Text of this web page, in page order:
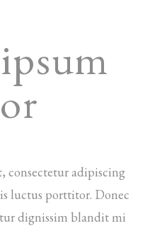
consectetur adipiscing
luctus porttitor. Donec
dignissim blandit mi